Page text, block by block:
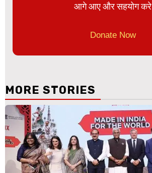
आगे आए और सहयोग करे
Donate Now
MORE STORIES